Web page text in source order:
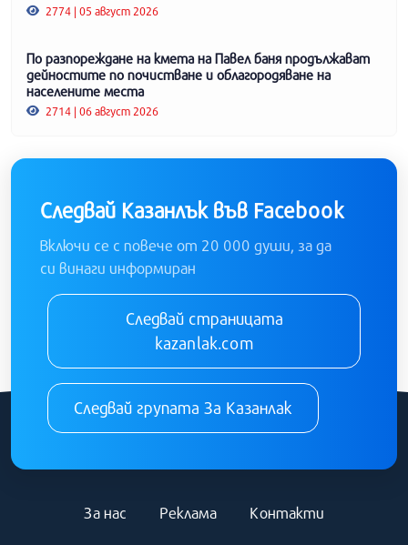
2774 | 05 август 2026
По разпореждане на кмета на Павел баня продължават
дейностите по почистване и облагородяване на
населените места
2714 | 06 август 2026
Следвай Казанлък във Facebook
Включи се с повече от 20 000 души, за да
си винаги информиран
Следвай страницата
kazanlak.com
Следвай групата За Казанлак
За нас Реклама Контакти